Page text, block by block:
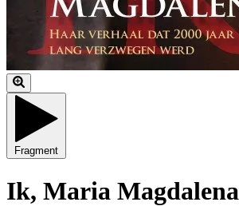
Fragment
Ik, Maria Magdalena